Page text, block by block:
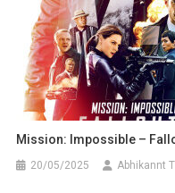
Mission: Impossible –
20/05/2025 Abhikannt